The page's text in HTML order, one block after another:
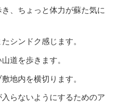
、ちょっと体力が蘇た気に
シンドク感じます。
道を歩きます。
地内を横切ります。
らないようにするためのア